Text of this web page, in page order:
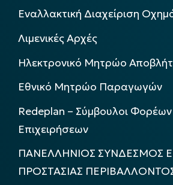
Εναλλακτική Διαχείριση
Λιμενικές Αρχές
Ηλεκτρονικό Μητρώο
Εθνικό Μητρώο Παραγωγών
Redeplan – Σύμβουλοι
Επιχειρήσεων
ΠΑΝΕΛΛΗΝΙΟΣ ΣΥΝΔΕΣΜΟΣ
ΠΡΟΣΤΑΣΙΑΣ